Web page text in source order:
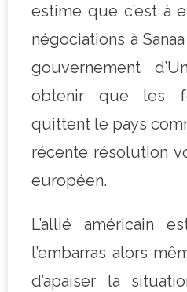
estime que c’est à
négociations à
gouvernement
obtenir que les
quittent le pays
récente résolution
européen.
L’allié américain
l’embarras alors
d’apaiser la